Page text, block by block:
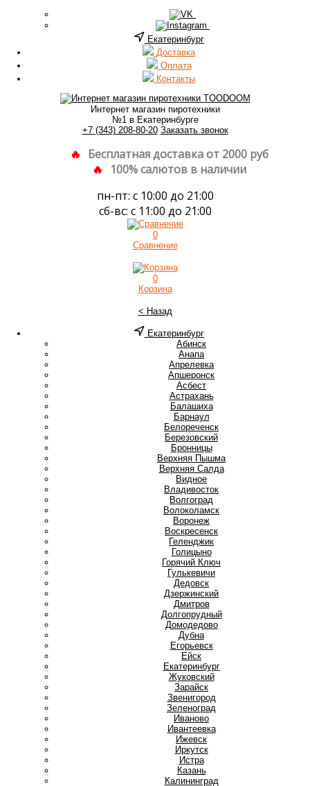
Екатеринбург
Доставка
Оплата
Контакты
Интернет магазин пиротехники
№1 в Екатеринбурге
+7 (343) 208-80-20 Заказать звонок
Бесплатная доставка от 2000 руб
100% салютов в наличии
пн-пт: с 10:00 до 21:00
сб-вс: с 11:00 до 21:00
0
Сравнение
0
Корзина
< Назад
Екатеринбург
Абинск
Анапа
Апрелевка
Апшеронск
Асбест
Астрахань
Балашиха
Барнаул
Белореченск
Березовский
Бронницы
Верхняя Пышма
Верхняя Салда
Видное
Владивосток
Волгоград
Волоколамск
Воронеж
Воскресенск
Геленджик
Голицыно
Горячий Ключ
Гулькевичи
Дедовск
Дзержинский
Дмитров
Долгопрудный
Домодедово
Дубна
Егорьевск
Ейск
Екатеринбург
Жуковский
Зарайск
Звенигород
Зеленоград
Иваново
Ивантеевка
Ижевск
Иркутск
Истра
Казань
Калининград